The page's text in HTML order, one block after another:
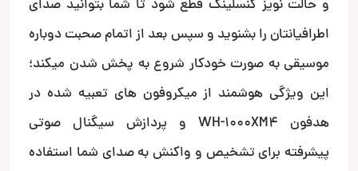
و حالت نویز کنسلینگ قطع شود تا شما بتوانید صدای
اطرافیانتان را بشنوید و سپس بعد از اتمام صحبت دوباره
موسیقی به صورت خودکار شروع به پخش شدن می­کند؛
این ویژگی هوشمند از میکروفون های تعبیه شده در
هدفون WH-1000XM4 و پردازش سیگنال صوتی
پیشرفته برای تشخیص و واکنش به صدای شما استفاده